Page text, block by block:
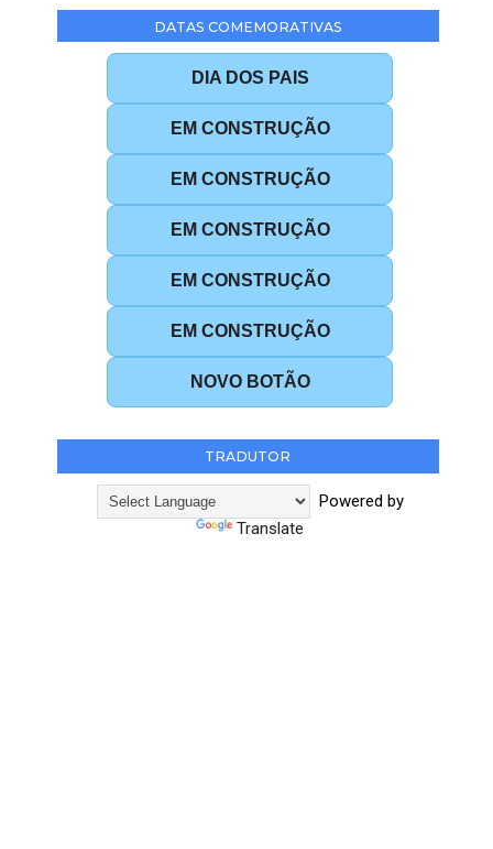
DATAS COMEMORATIVAS
DIA DOS PAIS
EM CONSTRUÇÃO
EM CONSTRUÇÃO
EM CONSTRUÇÃO
EM CONSTRUÇÃO
EM CONSTRUÇÃO
NOVO BOTÃO
TRADUTOR
Powered by
Translate